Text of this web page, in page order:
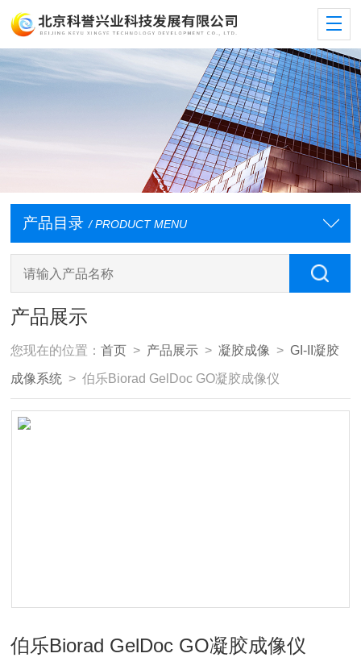
产品目录 / PRODUCT MENU
产品展示
您现在的位置：首页 > 产品展示 >凝胶成像 >GI-II凝胶
成像系统 > 伯乐Biorad GelDoc GO凝胶成像仪
伯乐Biorad GelDoc GO凝胶成像仪